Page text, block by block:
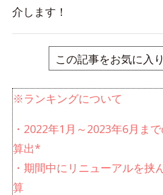
介します！
この記事をお気に入
※ランキングについて
・2022年1月～2023年6月ま
算出*
・期間中にリニューアルを挟
算